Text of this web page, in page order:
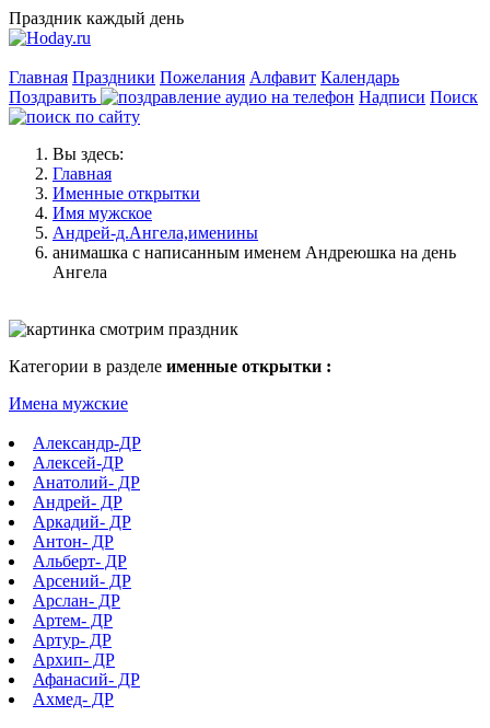
Праздник каждый день
Главная Праздники Пожелания Алфавит Календарь
Поздравить
Надписи Поиск
Вы здесь:
Главная
Именные открытки
Имя мужское
Андрей-д.Ангела,именины
анимашка с написанным именем Андреюшка на день
Ангела
Категории в разделе именные открытки :
Имена мужские
Александр-ДР
Алексей-ДР
Анатолий- ДР
Андрей- ДР
Аркадий- ДР
Антон- ДР
Альберт- ДР
Арсений- ДР
Арслан- ДР
Артем- ДР
Артур- ДР
Архип- ДР
Афанасий- ДР
Ахмед- ДР